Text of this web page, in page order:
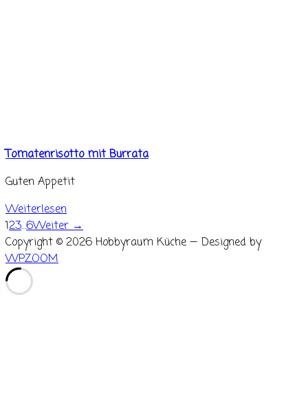
Tomatenrisotto mit Burrata
Guten Appetit
Weiterlesen
123…6Weiter →
Copyright © 2026 Hobbyraum Küche — Designed by
WPZOOM